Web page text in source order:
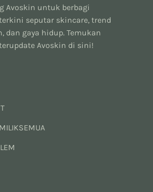
Avoskin untuk berbagi
seputar skincare, trend
dan gaya hidup. Temukan
Avoskin di sini!